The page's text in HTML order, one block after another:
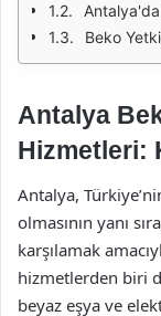
Antalya'da
Beko
Antalya
Hizmetleri:
Antalya,
olmasının yanı
karşılamak
hizmetlerden biri
beyaz eşya ve